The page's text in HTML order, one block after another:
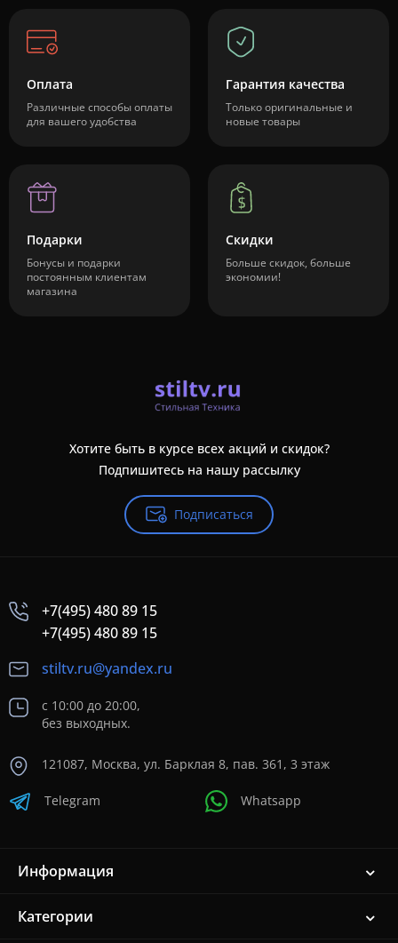
Оплата
Различные способы оплаты
для вашего удобства
Гарантия качества
Только оригинальные и
новые товары
Подарки
Бонусы и подарки
постоянным клиентам
магазина
Скидки
Больше скидок, больше
экономии!
Хотите быть в курсе всех акций и скидок?
Подпишитесь на нашу рассылку
Подписаться
+7(495) 480 89 15
+7(495) 480 89 15
stiltv.ru@yandex.ru
с 10:00 до 20:00,
без выходных.
121087, Москва, ул. Барклая 8, пав. 361, 3 этаж
Telegram Whatsapp
Информация
Категории